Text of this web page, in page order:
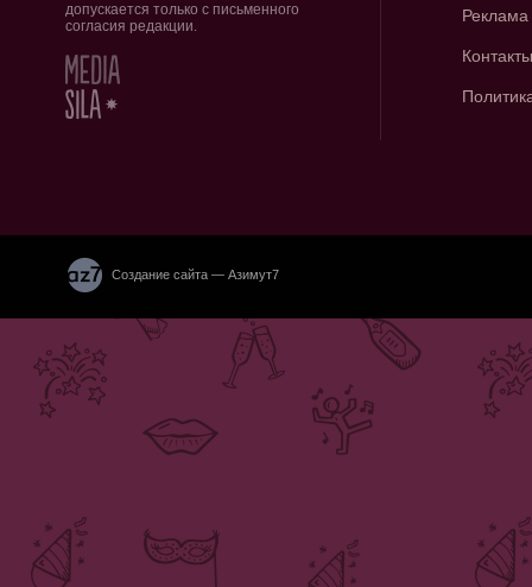
допускается только с письменного
согласия редакции.
Реклама
Контакты
Создание сайта — Азимут7